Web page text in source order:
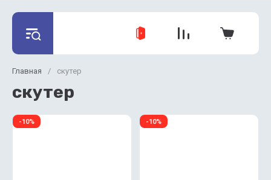
Главная / скутер
скутер
-10% -10%